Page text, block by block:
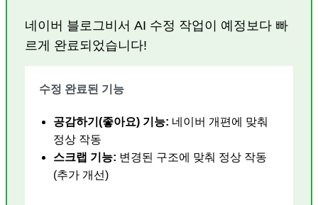
네이버 블로그비서 AI 수정 작업이 예정보다 빠
르게 완료되었습니다!
수정 완료된 기능
공감하기(좋아요) 기능: 네이버 개편에 맞춰
정상 작동
스크랩 기능: 변경된 구조에 맞춰 정상 작동
(추가 개선)